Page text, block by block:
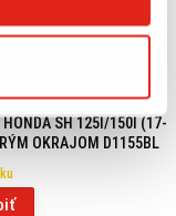
HONDA SH 125I/150I (17-
OKRAJOM D1155BL